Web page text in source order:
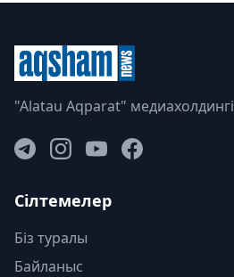
"Alatau Aqparat" медиахолдингі
Сілтемелер
Біз туралы
Байланыс